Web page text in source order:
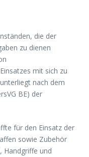
die der
zu dienen
mit sich zu
nach dem
BE) der
für den Einsatz der
sowie Zubehör
Handgriffe und